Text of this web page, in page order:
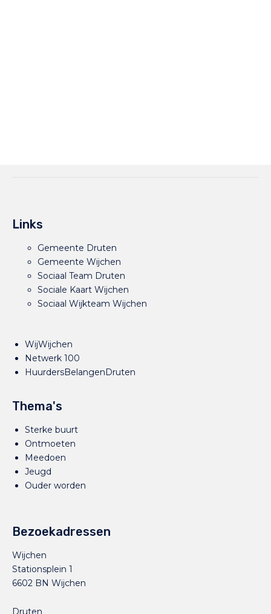
Links
Gemeente Druten
Gemeente Wijchen
Sociaal Team Druten
Sociale Kaart Wijchen
Sociaal Wijkteam Wijchen
WijWijchen
Netwerk 100
HuurdersBelangenDruten
Thema's
Sterke buurt
Ontmoeten
Meedoen
Jeugd
Ouder worden
Bezoekadressen
Wijchen
Stationsplein 1
6602 BN Wijchen
Druten